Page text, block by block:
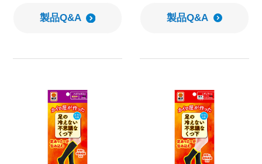
製品Q&A 製品Q&A